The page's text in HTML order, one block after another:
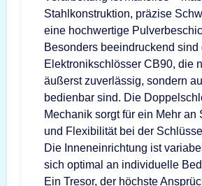
Stahlkonstruktion, präzise
eine hochwertige
Besonders beeindruckend sind
Elektronikschlösser CB90, die
äußerst zuverlässig, sondern
bedienbar sind. Die
Mechanik sorgt für ein Mehr an
und Flexibilität bei der
Die Inneneinrichtung ist
sich optimal an individuelle
Ein Tresor, der höchste